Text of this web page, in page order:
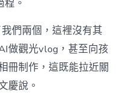
。
們兩個，這裡沒有其
做觀光vlog，甚至向孩
冊制作，這既能拉近關
慶說。